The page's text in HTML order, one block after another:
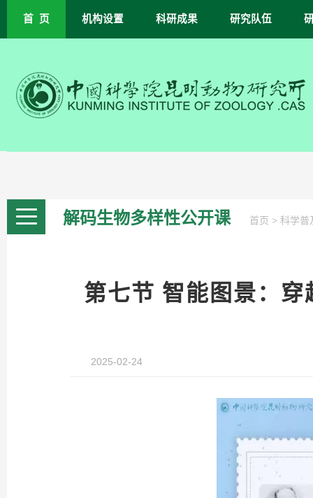
首 页 机构设置 科研成果 研究队伍
解码生物多样性公开课 首页 > 科学普
第七节 智能图景：
2025-02-24